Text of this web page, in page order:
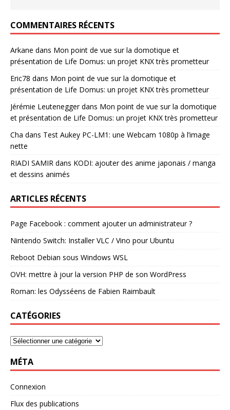
COMMENTAIRES RÉCENTS
Arkane dans Mon point de vue sur la domotique et
présentation de Life Domus: un projet KNX très prometteur
Eric78 dans Mon point de vue sur la domotique et
présentation de Life Domus: un projet KNX très prometteur
Jérémie Leuteneggerdans Mon point de vue sur la domotique
et présentation de Life Domus: un projet KNX très prometteur
Cha dans Test Aukey PC-LM1: une Webcam 1080p à l’image
nette
RIADI SAMIR dans KODI: ajouter des anime japonais / manga
et dessins animés
ARTICLES RÉCENTS
Page Facebook : comment ajouter un administrateur ?
Nintendo Switch: Installer VLC / Vino pour Ubuntu
Reboot Debian sous Windows WSL
OVH: mettre à jour la version PHP de son WordPress
Roman: les Odysséens de Fabien Raimbault
CATÉGORIES
MÉTA
Connexion
Flux des publications